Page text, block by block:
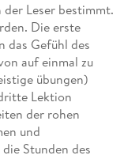
Leser bestimmt.
Die erste
das Gefühl des
auf einmal zu
übungen)
Lektion
der rohen
und
Stunden des